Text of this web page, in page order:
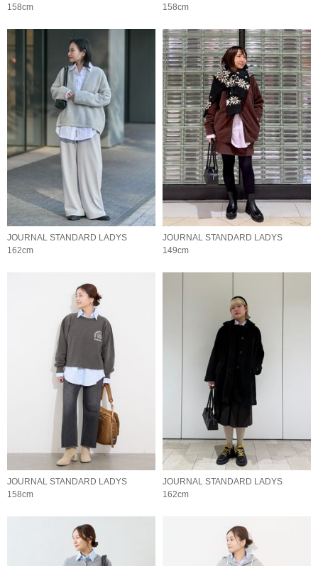
158cm
158cm
JOURNAL STANDARD LADYS
162cm
JOURNAL STANDARD LADYS
149cm
JOURNAL STANDARD LADYS
158cm
JOURNAL STANDARD LADYS
162cm